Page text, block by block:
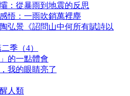
：從暴雨到地震的反思
悟：一雨吹銷萬裡塵
弘景《詔問山中何所有賦詩以
季（4）
的一點體會
我的眼睛亮了
人類